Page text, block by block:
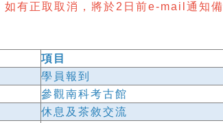
如有正取取消，將於2日前e-mail通知
項目
學員報到
參觀南科考古館
休息及茶敘交流